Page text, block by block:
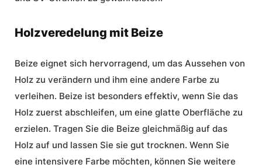
Holzveredelung mit Beize
Beize eignet sich hervorragend, um das Aussehen von
Holz zu verändern und ihm eine andere Farbe zu
verleihen. Beize ist besonders effektiv, wenn Sie das
Holz zuerst abschleifen, um eine glatte Oberfläche zu
erzielen. Tragen Sie die Beize gleichmäßig auf das
Holz auf und lassen Sie sie gut trocknen. Wenn Sie
eine intensivere Farbe möchten, können Sie weitere